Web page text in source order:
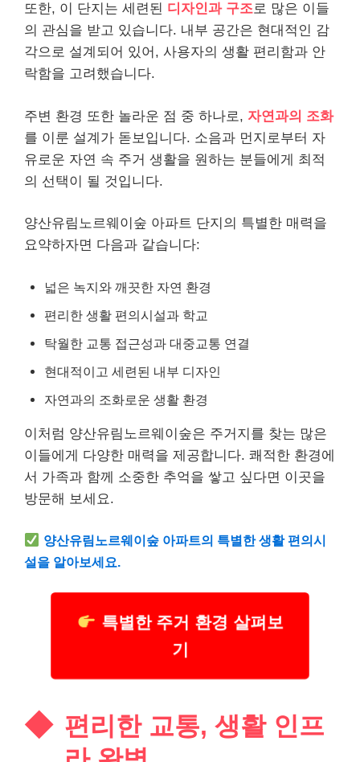
또한, 이 단지는 세련된 디자인과 구조로 많은 이들
의 관심을 받고 있습니다. 내부 공간은 현대적인 감
각으로 설계되어 있어, 사용자의 생활 편리함과 안
락함을 고려했습니다.
주변 환경 또한 놀라운 점 중 하나로, 자연과의 조화
를 이룬 설계가 돋보입니다. 소음과 먼지로부터 자
유로운 자연 속 주거 생활을 원하는 분들에게 최적
의 선택이 될 것입니다.
양산유림노르웨이숲 아파트 단지의 특별한 매력을
요약하자면 다음과 같습니다:
넓은 녹지와 깨끗한 자연 환경
편리한 생활 편의시설과 학교
탁월한 교통 접근성과 대중교통 연결
현대적이고 세련된 내부 디자인
자연과의 조화로운 생활 환경
이처럼 양산유림노르웨이숲은 주거지를 찾는 많은
이들에게 다양한 매력을 제공합니다. 쾌적한 환경에
서 가족과 함께 소중한 추억을 쌓고 싶다면 이곳을
방문해 보세요.
양산유림노르웨이숲 아파트의 특별한 생활 편의시
설을 알아보세요.
특별한 주거 환경 살펴보
기
편리한 교통, 생활 인프